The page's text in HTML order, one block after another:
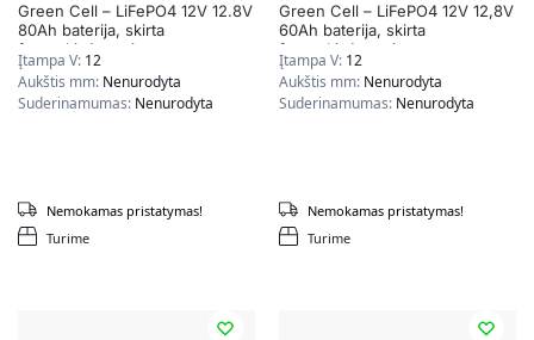
Green Cell – LiFePO4 12V 12.8V
80Ah baterija, skirta
fotovoltinėms sistemoms,
nameliams ant ratų ir valtims
Įtampa V: 12
Aukštis mm: Nenurodyta
Suderinamumas: Nenurodyta
Turime
Nemokamas pristatymas!
Green Cell – LiFePO4 12V 12,8V
60Ah baterija, skirta
fotovoltinėms sistemoms,
nameliams ant ratų ir valtims
Įtampa V: 12
Aukštis mm: Nenurodyta
Suderinamumas: Nenurodyta
Turime
Nemokamas pristatymas!